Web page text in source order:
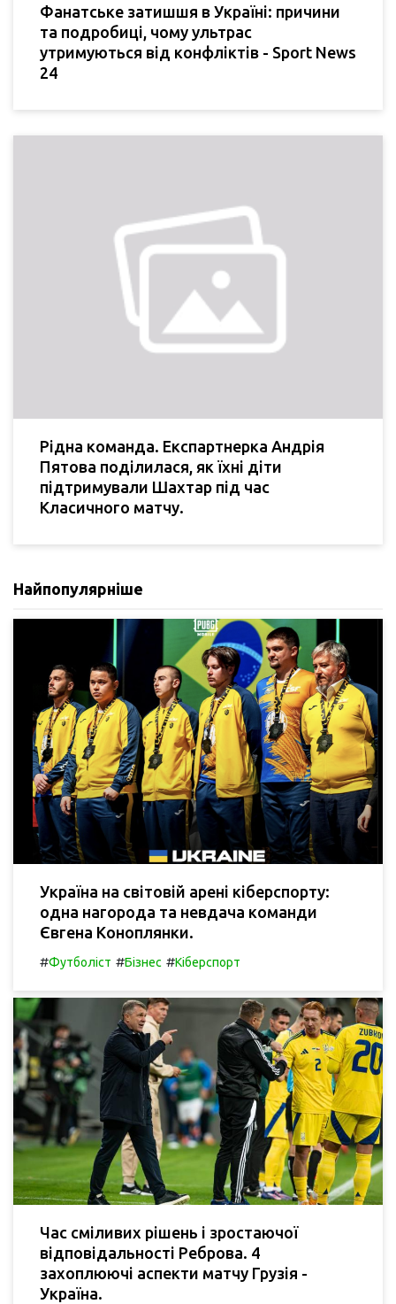
Фанатське затишшя в Україні: причини
та подробиці, чому ультрас
утримуються від конфліктів - Sport News
24
Рідна команда. Експартнерка Андрія
Пятова поділилася, як їхні діти
підтримували Шахтар під час
Класичного матчу.
Найпопулярніше
Україна на світовій арені кіберспорту:
одна нагорода та невдача команди
Євгена Коноплянки.
#Футболіст #Бізнес #Кіберспорт
Час сміливих рішень і зростаючої
відповідальності Реброва. 4
захоплюючі аспекти матчу Грузія -
Україна.